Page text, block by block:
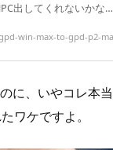
出してくれないかな
win-max-to-gpd-p2-
に、いやコレ本
ワケですよ。